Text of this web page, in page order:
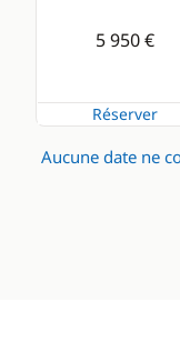
5 950 €
Réserver
Aucune date ne